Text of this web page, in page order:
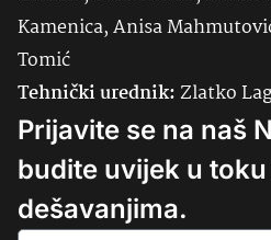
Kamenica, Anisa
Tomić
Tehnički urednik:Zlatko
Prijavite se na naš
budite uvijek u
dešavanjima.